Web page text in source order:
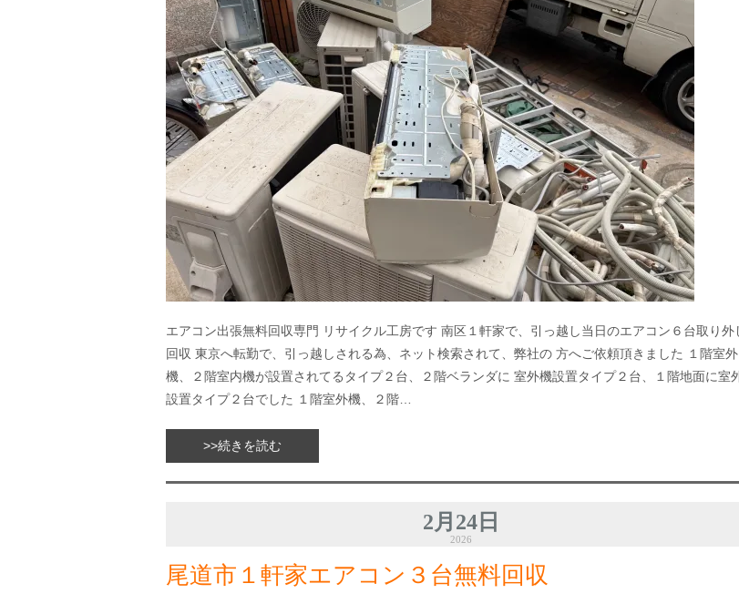
エアコン出張無料回収専門 リサイクル工房です 南区１軒家で、引っ越し当日のエアコン６台取り外
回収 東京へ転勤で、引っ越しされる為、ネット検索されて、弊社の 方へご依頼頂きました １階室外
機、２階室内機が設置されてるタイプ２台、２階ベランダに 室外機設置タイプ２台、１階地面に室
設置タイプ２台でした １階室外機、２階…
>>続きを読む
2月24日
2026
尾道市１軒家エアコン３台無料回収